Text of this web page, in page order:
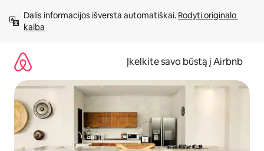
prie
turinio
Dalis informacijos išversta automatiškai. Rodyti originalo
kalba
Įkelkite savo būstą į Airbnb